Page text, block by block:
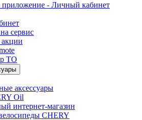
- Личный кабинет
сервис
ТО
аксессуары
Oil
интернет-магазин
CHERY